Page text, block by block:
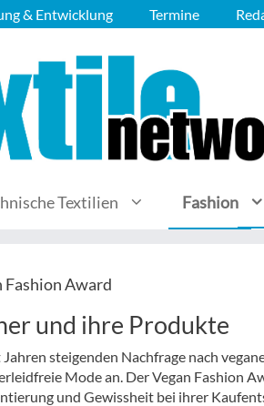
& Entwicklung Termine
Textilien Fashion
Fashion Award
und ihre Produkte
steigenden Nachfrage nach
Mode an. Der Vegan Fashion
und Gewissheit bei ihrer